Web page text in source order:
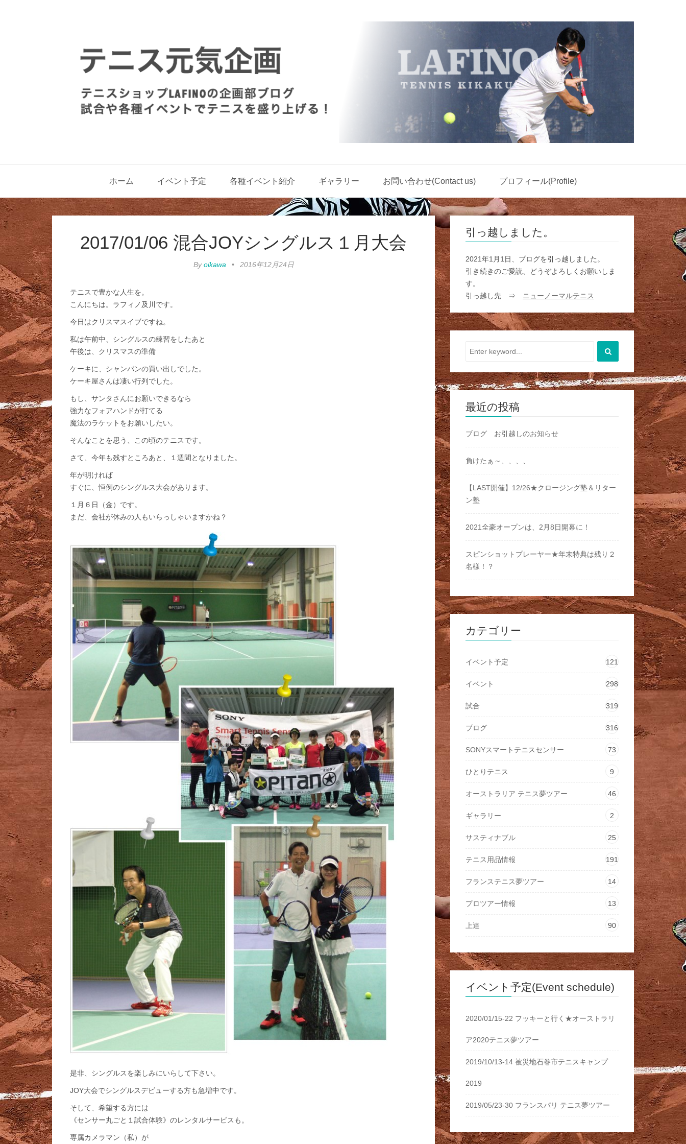
ホーム イベント予定 各種イベント紹介 ギャラリー お問い合わせ(Contact us) プロフィール(Profile)
2017/01/06 混合JOYシングルス１月大会
Byoikawa • 2016年12月24日
テニスで豊かな人生を。
こんにちは。ラフィノ及川です。
今日はクリスマスイブですね。
私は午前中、シングルスの練習をしたあと
午後は、クリスマスの準備
ケーキに、シャンパンの買い出しでした。
ケーキ屋さんは凄い行列でした。
もし、サンタさんにお願いできるなら
強力なフォアハンドが打てる
魔法のラケットをお願いしたい。
そんなことを思う、この頃のテニスです。
さて、今年も残すところあと、１週間となりました。
年が明ければ
すぐに、恒例のシングルス大会があります。
１月６日（金）です。
まだ、会社が休みの人もいらっしゃいますかね？
是非、シングルスを楽しみにいらして下さい。
JOY大会でシングルスデビューする方も急増中です。
そして、希望する方には
《センサー丸ごと１試合体験》のレンタルサービスも。
専属カメラマン（私）が
引っ越しました。
2021年1月1日、ブログを引っ越しました。
引き続きのご愛読、どうぞよろしくお願いしま
す。
引っ越し先 ⇒
ニューノーマルテニス
最近の投稿
ブログ お引越しのお知らせ
負けたぁ～、、、、
【LAST開催】12/26★クロージング塾＆リター
ン塾
2021全豪オープンは、2月8日開幕に！
スピンショットプレーヤー★年末特典は残り２
名様！？
カテゴリー
イベント予定 121
イベント 298
試合 319
ブログ 316
SONYスマートテニスセンサー 73
ひとりテニス 9
オーストラリア テニス夢ツアー 46
ギャラリー 2
サスティナブル 25
テニス用品情報 191
フランステニス夢ツアー 14
プロツアー情報 13
上達 90
イベント予定(Event schedule)
2020/01/15-22 フッキーと行く★オーストラリ
ア2020テニス夢ツアー
2019/10/13-14 被災地石巻市テニスキャンプ
2019
2019/05/23-30 フランスパリ テニス夢ツアー